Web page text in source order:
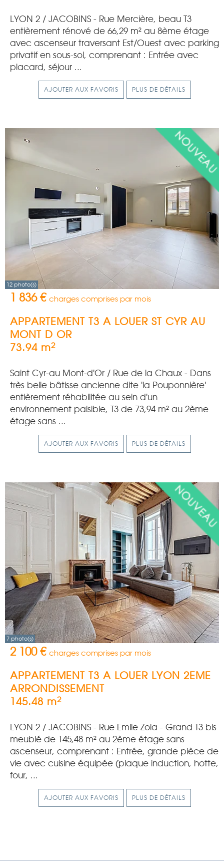
LYON 2 / JACOBINS - Rue Mercière, beau T3
entièrement rénové de 66,29 m² au 8ème étage
avec ascenseur traversant Est/Ouest avec parking
privatif en sous-sol, comprenant : Entrée avec
placard, séjour ...
AJOUTER AUX FAVORIS PLUS DE DÉTAILS
12 photo(s)
1 836 € charges comprises par mois
APPARTEMENT T3 A LOUER ST CYR AU
MONT D OR
73.94 m2
Saint Cyr-au Mont-d'Or / Rue de la Chaux - Dans
très belle bâtisse ancienne dite 'la Pouponnière'
entièrement réhabilitée au sein d'un
environnement paisible, T3 de 73,94 m² au 2ème
étage sans ...
AJOUTER AUX FAVORIS PLUS DE DÉTAILS
7 photo(s)
2 100 € charges comprises par mois
APPARTEMENT T3 A LOUER LYON 2EME
ARRONDISSEMENT
145.48 m2
LYON 2 / JACOBINS - Rue Emile Zola - Grand T3 bis
meublé de 145,48 m² au 2ème étage sans
ascenseur, comprenant : Entrée, grande pièce de
vie avec cuisine équipée (plaque induction, hotte,
four, ...
AJOUTER AUX FAVORIS PLUS DE DÉTAILS